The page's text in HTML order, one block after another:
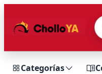
Categorías